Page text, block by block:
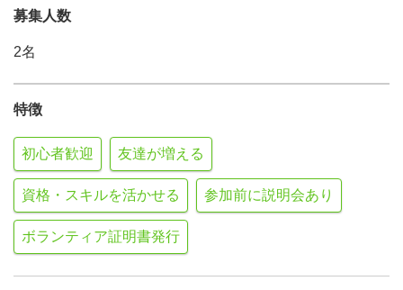
募集人数
2名
特徴
初心者歓迎 友達が増える
資格・スキルを活かせる 参加前に説明会あり
ボランティア証明書発行